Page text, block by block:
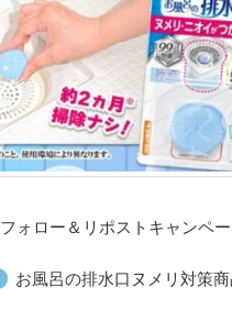
フォロー＆リポストキャンペ
お風呂の排水口ヌメリ対策商